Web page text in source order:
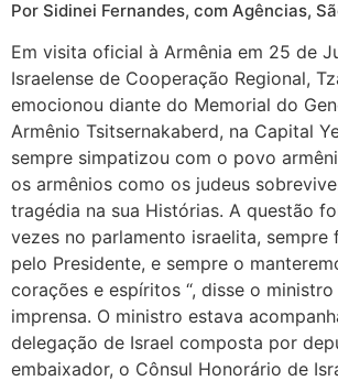
Por Sidinei Fernandes, com Agências,
Em visita oficial à Armênia em 25 de
Israelense de Cooperação Regional,
emocionou diante do Memorial do
Armênio Tsitsernakaberd, na Capital
sempre simpatizou com o povo
os armênios como os judeus
tragédia na sua Histórias. A questão
vezes no parlamento israelita, sempre
pelo Presidente, e sempre o
corações e espíritos “, disse o ministro
imprensa. O ministro estava
delegação de Israel composta por
embaixador, o Cônsul Honorário de